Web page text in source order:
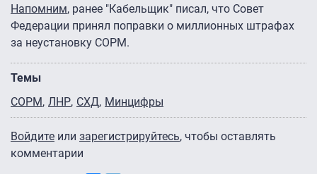
Напомним, ранее "Кабельщик" писал, что Совет
Федерации принял поправки о миллионных штрафах
за неустановку СОРМ.
Темы
СОРМ ЛНР СХД Минцифры
Войдите или зарегистрируйтесь, чтобы оставлять
комментарии